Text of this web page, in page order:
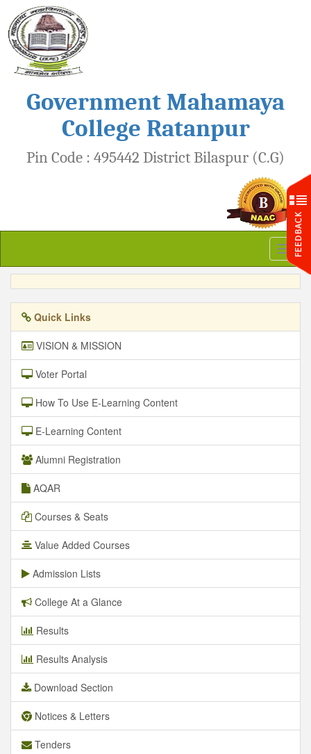
Government Mahamaya
College Ratanpur
Pin Code : 495442 District Bilaspur (C.G)
Quick Links
VISION & MISSION
Voter Portal
How To Use E-Learning Content
E-Learning Content
Alumni Registration
AQAR
Courses & Seats
Value Added Courses
Admission Lists
College At a Glance
Results
Results Analysis
Download Section
Notices & Letters
Tenders